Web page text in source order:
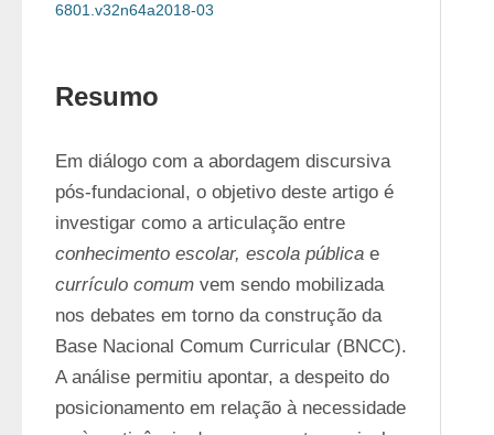
6801.v32n64a2018-03
Resumo
Em diálogo com a abordagem discursiva
pós-fundacional, o objetivo deste artigo é
conhecimento escolar, escola pública
currículo comum vem sendo mobilizada
nos debates em torno da construção da
Base Nacional Comum Curricular (BNCC).
A análise permitiu apontar, a despeito do
posicionamento em relação à necessidade